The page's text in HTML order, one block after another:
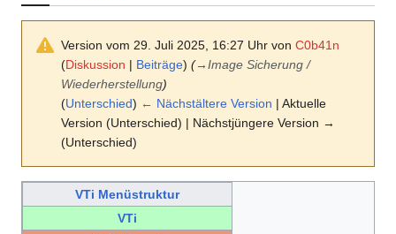
Version vom 29. Juli 2025, 16:27 Uhr von C0b41n
(Diskussion | Beiträge) (→Image Sicherung /
Wiederherstellung)
(Unterschied) ← Nächstältere Version | Aktuelle
Version (Unterschied) | Nächstjüngere Version →
(Unterschied)
VTi Menüstruktur
VTi